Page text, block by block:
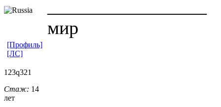
мир
[Профиль]
[ЛС]
123q321
Стаж: 14
лет